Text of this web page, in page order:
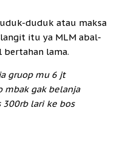
duduk atau maksa
itu ya MLM abal-
bertahan lama.
gruop mu 6 jt
mbak gak belanja
lari ke bos